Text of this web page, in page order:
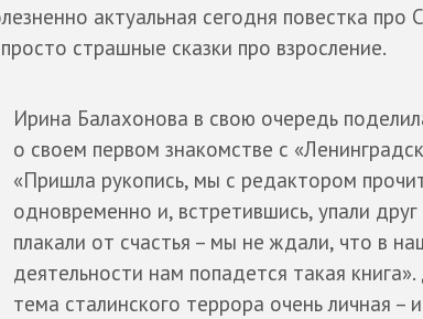
актуальная сегодня повестка про
страшные сказки про взросление.
Ирина Балахонова в свою очередь
о своем первом знакомстве с
«Пришла рукопись, мы с редактором
одновременно и, встретившись, упали друг
плакали от счастья – мы не ждали, что в
деятельности нам попадется такая
тема сталинского террора очень личная –